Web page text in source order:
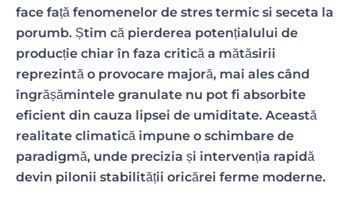
face față fenomenelor de stres termic si seceta la
porumb. Știm că pierderea potențialului de
producție chiar în faza critică a mătăsirii
reprezintă o provocare majoră, mai ales când
îngrășămintele granulate nu pot fi absorbite
eficient din cauza lipsei de umiditate. Această
realitate climatică impune o schimbare de
paradigmă, unde precizia și intervenția rapidă
devin pilonii stabilității oricărei ferme moderne.